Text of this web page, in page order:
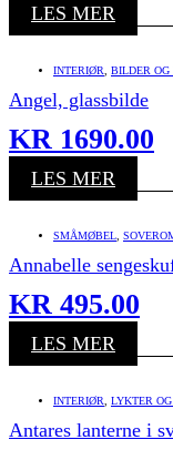
LES MER
INTERIØR BILDER OG
Angel, glassbilde
KR 1690.00
LES MER
SMÅMØBEL
Annabelle
KR 495.00
LES MER
INTERIØR LYKTER
Antares lanterne i